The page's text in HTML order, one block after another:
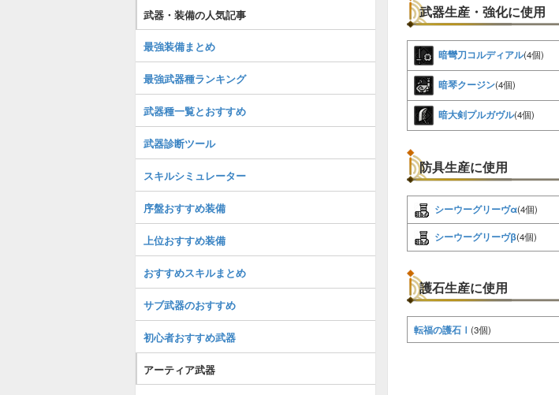
武器生産・強化に使用
暗彎刀コルディアル(4個)
暗琴クージン(4個)
暗大剣プルガヴル(4個)
防具生産に使用
シーウーグリーヴα(4個)
シーウーグリーヴβ(4個)
護石生産に使用
転福の護石Ⅰ (3個)
武器・装備の人気記事
最強装備まとめ
最強武器種ランキング
武器種一覧とおすすめ
武器診断ツール
スキルシミュレーター
序盤おすすめ装備
上位おすすめ装備
おすすめスキルまとめ
サブ武器のおすすめ
初心者おすすめ武器
アーティア武器